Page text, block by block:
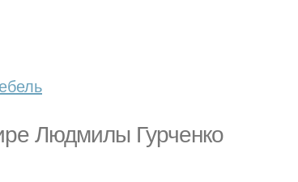
Людмилы Гурченко